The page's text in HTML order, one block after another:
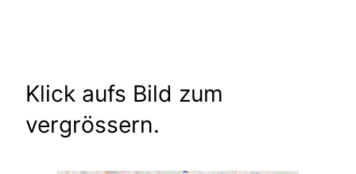
Klick aufs Bild zum
vergrössern.